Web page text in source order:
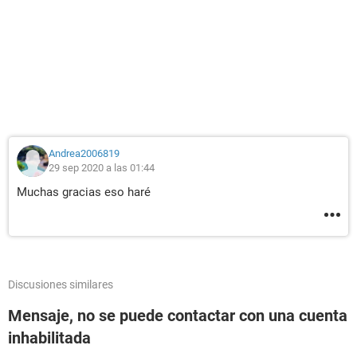
Andrea2006819
29 sep 2020 a las 01:44
Muchas gracias eso haré
Discusiones similares
Mensaje, no se puede contactar con una cuenta
inhabilitada